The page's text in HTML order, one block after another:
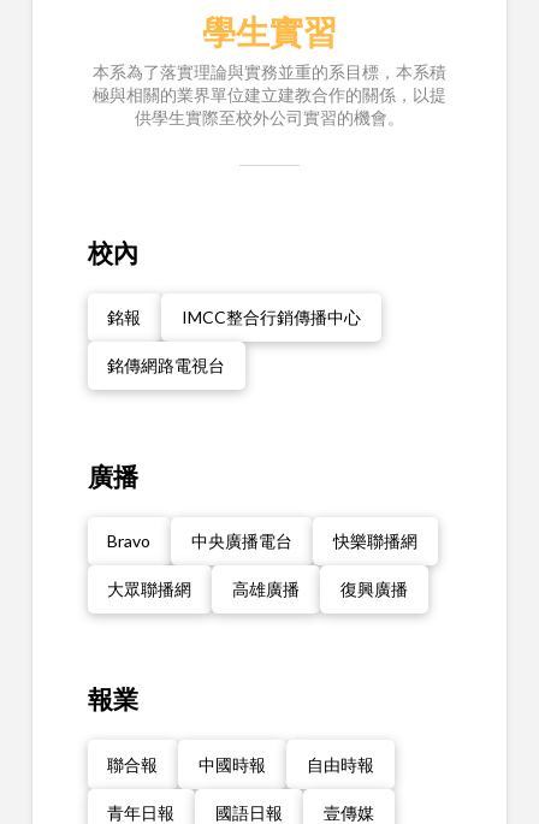
學生實習
本系為了落實理論與實務並重的系目標，本系積
極與相關的業界單位建立建教合作的關係，以提
供學生實際至校外公司實習的機會。
校內
銘報 IMCC整合行銷傳播中心
銘傳網路電視台
廣播
Bravo 中央廣播電台 快樂聯播網
大眾聯播網 高雄廣播 復興廣播
報業
聯合報 中國時報 自由時報
青年日報 國語日報 壹傳媒